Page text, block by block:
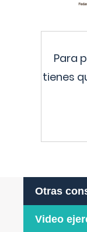
Para
tienes
Otras
Video